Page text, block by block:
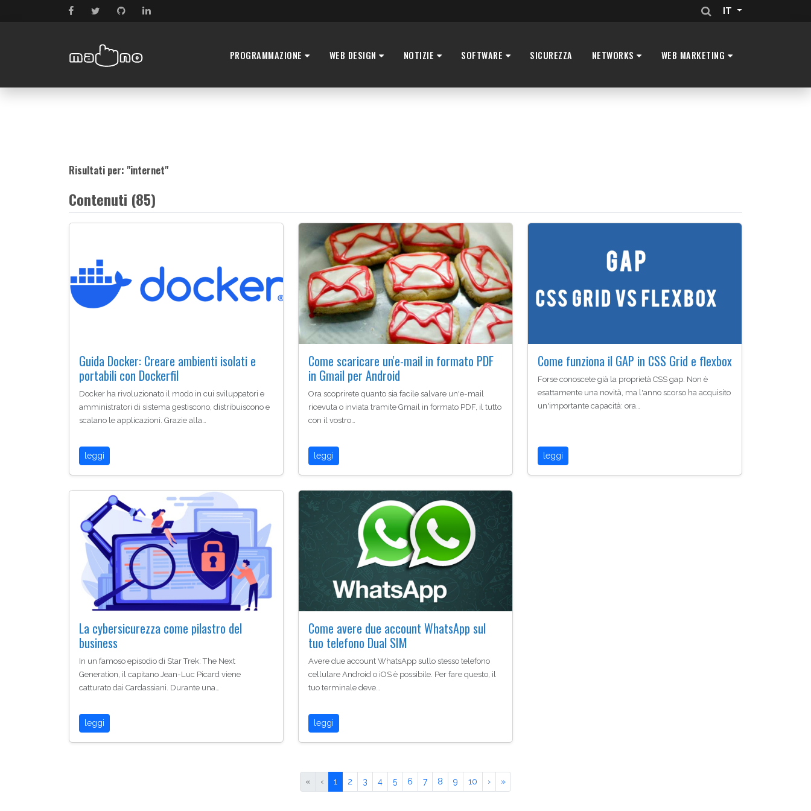
IT
PROGRAMMAZIONE WEB DESIGN NOTIZIE SOFTWARE SICUREZZA NETWORKS WEB MARKETING
Risultati per: "internet"
Contenuti (85)
Guida Docker: Creare ambienti isolati e
portabili con Dockerfil
Docker ha rivoluzionato il modo in cui sviluppatori e
amministratori di sistema gestiscono, distribuiscono e
scalano le applicazioni. Grazie alla…
leggi
Come scaricare un'e-mail in formato PDF
in Gmail per Android
Ora scoprirete quanto sia facile salvare un'e-mail
ricevuta o inviata tramite Gmail in formato PDF, il tutto
con il vostro…
leggi
Come funziona il GAP in CSS Grid e flexbox
Forse conoscete già la proprietà CSS gap. Non è
esattamente una novità, ma l'anno scorso ha acquisito
un'importante capacità: ora…
leggi
La cybersicurezza come pilastro del
business
In un famoso episodio di Star Trek: The Next
Generation, il capitano Jean-Luc Picard viene
catturato dai Cardassiani. Durante una…
leggi
Come avere due account WhatsApp sul
tuo telefono Dual SIM
Avere due account WhatsApp sullo stesso telefono
cellulare Android o iOS è possibile. Per fare questo, il
tuo terminale deve…
leggi
« ‹ 1 2 3 4 5 6 7 8 9 10 › »